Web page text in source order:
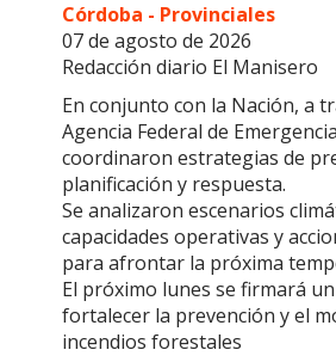
Redacción diario El Manisero
Córdoba - Provinciales
07 de agosto de 2026
En conjunto con la Nación, a
Agencia Federal de
coordinaron estrategias de
planificación y respuesta.
Se analizaron escenarios
capacidades operativas y
para afrontar la próxima
El próximo lunes se firmará
fortalecer la prevención y el
incendios forestales